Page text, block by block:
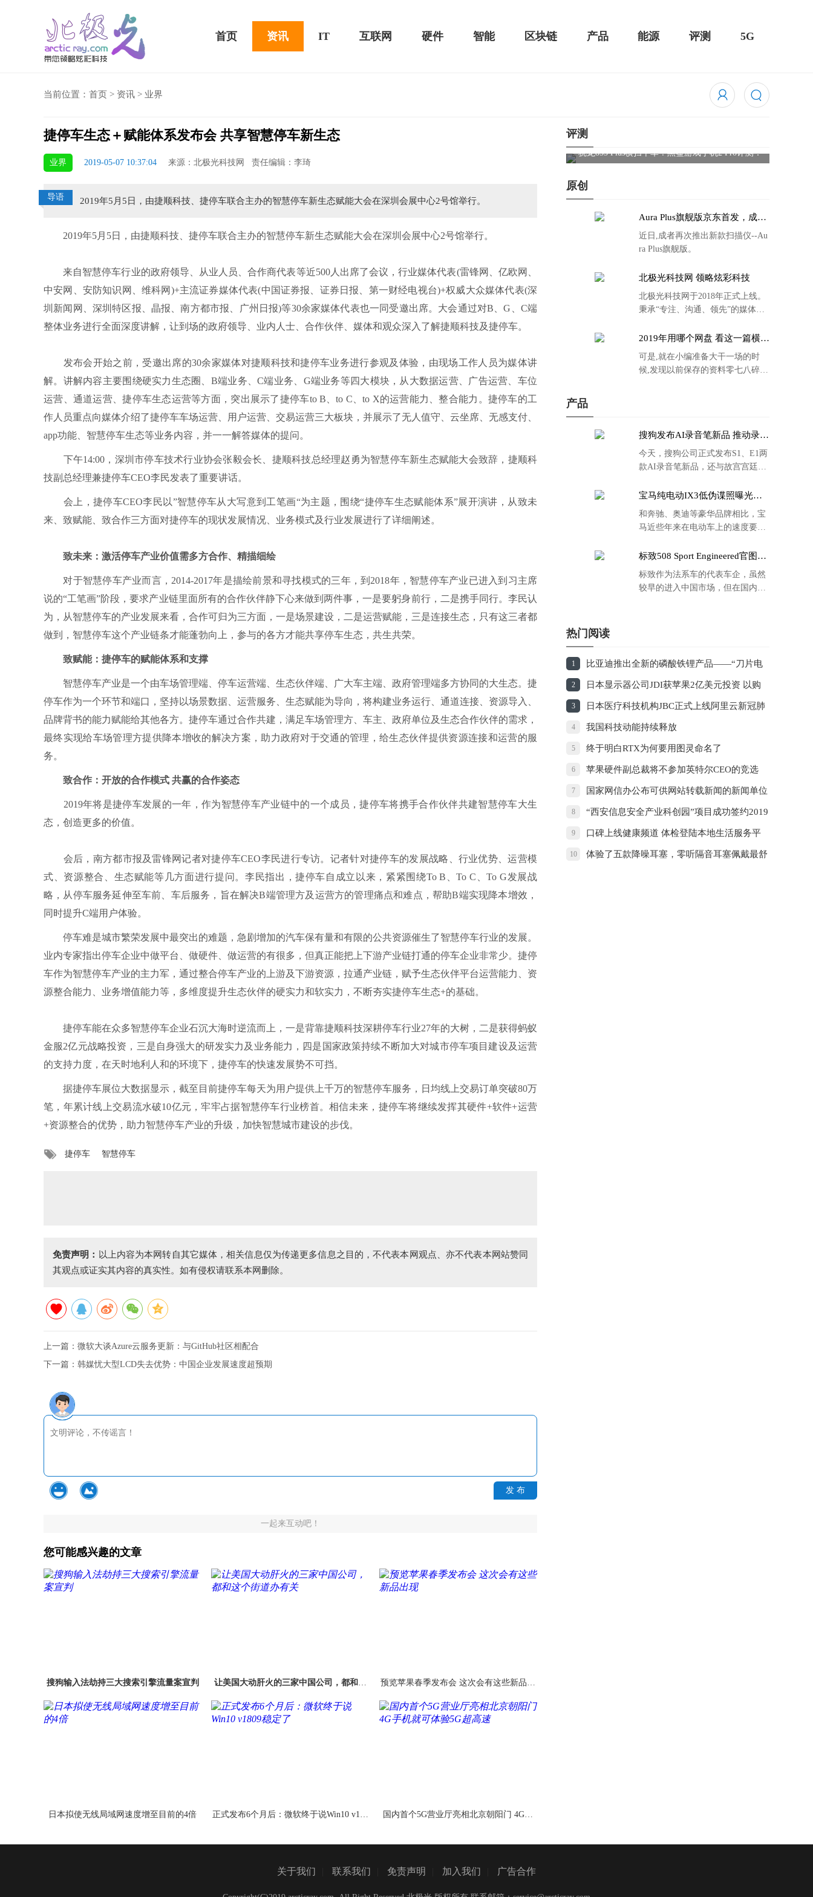
首页 资讯 IT 互联网 硬件 智能 区块链 产品 能源 评测 5G
当前位置： 首页 > 资讯 > 业界
捷停车生态＋赋能体系发布会 共享智慧停车新生态
业界 2019-05-07 10:37:04 来源：北极光科技网 责任编辑：李琦
导语 2019年5月5日，由捷顺科技、捷停车联合主办的智慧停车新生态赋能大会在深圳会展中心2号馆举行。
2019年5月5日，由捷顺科技、捷停车联合主办的智慧停车新生态赋能大会在深圳会展中心2号馆举行。
来自智慧停车行业的政府领导、从业人员、合作商代表等近500人出席了会议，行业媒体代表(雷锋网、亿欧网、
中安网、安防知识网、维科网)+主流证券媒体代表(中国证券报、证券日报、第一财经电视台)+权威大众媒体代表(深
圳新闻网、深圳特区报、晶报、南方都市报、广州日报)等30余家媒体代表也一同受邀出席。大会通过对B、G、C端
整体业务进行全面深度讲解，让到场的政府领导、业内人士、合作伙伴、媒体和观众深入了解捷顺科技及捷停车。
发布会开始之前，受邀出席的30余家媒体对捷顺科技和捷停车业务进行参观及体验，由现场工作人员为媒体讲
解。讲解内容主要围绕硬实力生态圈、B端业务、C端业务、G端业务等四大模块，从大数据运营、广告运营、车位
运营、通道运营、捷停车生态运营等方面，突出展示了捷停车to B、to C、to X的运营能力、整合能力。捷停车的工
作人员重点向媒体介绍了捷停车车场运营、用户运营、交易运营三大板块，并展示了无人值守、云坐席、无感支付、
app功能、智慧停车生态等业务内容，并一一解答媒体的提问。
下午14:00，深圳市停车技术行业协会张毅会长、捷顺科技总经理赵勇为智慧停车新生态赋能大会致辞，捷顺科
技副总经理兼捷停车CEO李民发表了重要讲话。
会上，捷停车CEO李民以”智慧停车从大写意到工笔画“为主题，围绕“捷停车生态赋能体系”展开演讲，从致未
来、致赋能、致合作三方面对捷停车的现状发展情况、业务模式及行业发展进行了详细阐述。
致未来：激活停车产业价值需多方合作、精描细绘
对于智慧停车产业而言，2014-2017年是描绘前景和寻找模式的三年，到2018年，智慧停车产业已进入到习主席
说的“工笔画”阶段，要求产业链里面所有的合作伙伴静下心来做到两件事，一是要躬身前行，二是携手同行。李民认
为，从智慧停车的产业发展来看，合作可归为三方面，一是场景建设，二是运营赋能，三是连接生态，只有这三者都
做到，智慧停车这个产业链条才能蓬勃向上，参与的各方才能共享停车生态，共生共荣。
致赋能：捷停车的赋能体系和支撑
智慧停车产业是一个由车场管理端、停车运营端、生态伙伴端、广大车主端、政府管理端多方协同的大生态。捷
停车作为一个环节和端口，坚持以场景数据、运营服务、生态赋能为导向，将构建业务运行、通道连接、资源导入、
品牌背书的能力赋能给其他各方。捷停车通过合作共建，满足车场管理方、车主、政府单位及生态合作伙伴的需求，
最终实现给车场管理方提供降本增收的解决方案，助力政府对于交通的管理，给生态伙伴提供资源连接和运营的服
务。
致合作：开放的合作模式 共赢的合作姿态
2019年将是捷停车发展的一年，作为智慧停车产业链中的一个成员，捷停车将携手合作伙伴共建智慧停车大生
态，创造更多的价值。
会后，南方都市报及雷锋网记者对捷停车CEO李民进行专访。记者针对捷停车的发展战略、行业优势、运营模
式、资源整合、生态赋能等几方面进行提问。李民指出，捷停车自成立以来，紧紧围绕To B、To C、To G发展战
略，从停车服务延伸至车前、车后服务，旨在解决B端管理方及运营方的管理痛点和难点，帮助B端实现降本增效，
同时提升C端用户体验。
停车难是城市繁荣发展中最突出的难题，急剧增加的汽车保有量和有限的公共资源催生了智慧停车行业的发展。
业内专家指出停车企业中做平台、做硬件、做运营的有很多，但真正能把上下游产业链打通的停车企业非常少。捷停
车作为智慧停车产业的主力军，通过整合停车产业的上游及下游资源，拉通产业链，赋予生态伙伴平台运营能力、资
源整合能力、业务增值能力等，多维度提升生态伙伴的硬实力和软实力，不断夯实捷停车生态+的基础。
捷停车能在众多智慧停车企业石沉大海时逆流而上，一是背靠捷顺科技深耕停车行业27年的大树，二是获得蚂蚁
金服2亿元战略投资，三是自身强大的研发实力及业务能力，四是国家政策持续不断加大对城市停车项目建设及运营
的支持力度，在天时地利人和的环境下，捷停车的快速发展势不可挡。
据捷停车展位大数据显示，截至目前捷停车每天为用户提供上千万的智慧停车服务，日均线上交易订单突破80万
笔，年累计线上交易流水破10亿元，牢牢占据智慧停车行业榜首。相信未来，捷停车将继续发挥其硬件+软件+运营
+资源整合的优势，助力智慧停车产业的升级，加快智慧城市建设的步伐。
捷停车 智慧停车
免责声明： 以上内容为本网转自其它媒体，相关信息仅为传递更多信息之目的，不代表本网观点、亦不代表本网站赞同
其观点或证实其内容的真实性。如有侵权请联系本网删除。
上一篇： 微软大谈Azure云服务更新：与GitHub社区相配合
下一篇： 韩媒忧大型LCD失去优势：中国企业发展速度超预期
发 布
一起来互动吧！
您可能感兴趣的文章
搜狗输入法劫持三大搜索引擎流量案宣判
让美国大动肝火的三家中国公司，都和这
预览苹果春季发布会 这次会有这些新品出
日本拟使无线局域网速度增至目前的4倍
正式发布6个月后：微软终于说Win10 v180
国内首个5G营业厅亮相北京朝阳门 4G手
评测
横扫千军！黑鲨游戏手机2 Pro评测： 骁龙855 Plus横扫千军！黑鲨游戏手机2 Pro评测：
原创
Aura Plus旗舰版京东首发，成者
近日,成者再次推出新款扫描仪--Au
ra Plus旗舰版。
北极光科技网 领略炫彩科技
北极光科技网于2018年正式上线。
秉承“专注、沟通、领先”的媒体理
2019年用哪个网盘 看这一篇横评
可是,就在小编准备大干一场的时
候,发现以前保存的资料零七八碎,
产品
搜狗发布AI录音笔新品 推动录音
今天，搜狗公司正式发布S1、E1两
款AI录音笔新品，还与故宫宫廷文
的故宫宫廷联名款。
宝马纯电动IX3低伪谍照曝光：
和奔驰、奥迪等豪华品牌相比，宝
马近些年来在电动车上的速度要慢
标致508 Sport Engineered官图发
标致作为法系车的代表车企，虽然
较早的进入中国市场，但在国内的
热门阅读
1 比亚迪推出全新的磷酸铁锂产品——“刀片电
池”
2 日本显示器公司JDI获苹果2亿美元投资 以购
买屏幕方式支付
3 日本医疗科技机构JBC正式上线阿里云新冠肺
炎AI诊断技术
4 我国科技动能持续释放
5 终于明白RTX为何要用图灵命名了
6 苹果硬件副总裁将不参加英特尔CEO的竞选
7 国家网信办公布可供网站转载新闻的新闻单位
名单
8 “西安信息安全产业科创园”项目成功签约2019
西安市长安区投资环境推介会
9 口碑上线健康频道 体检登陆本地生活服务平
台
10 体验了五款降噪耳塞，零听隔音耳塞佩戴最舒
关于我们 联系我们 免责声明 加入我们 广告合作